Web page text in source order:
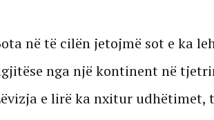
në të cilën jetojmë sot e ka
nga një kontinent në
e lirë ka nxitur